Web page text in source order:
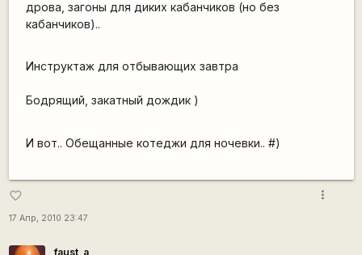
дрова, загоны для диких кабанчиков (но без
кабанчиков)..
Инструктаж для отбывающих завтра
Бодрящий, закатный дождик )
И вот.. Обещанные котеджи для ночевки.. #)
favorite_border
17 Апр, 2010 23:47
more_vert
faust_a